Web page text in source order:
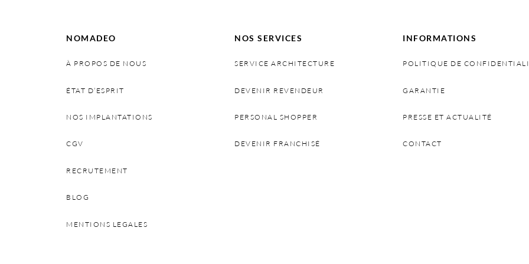
NOMADEO
À PROPOS DE NOUS
ÉTAT D’ESPRIT
NOS IMPLANTATIONS
CGV
RECRUTEMENT
BLOG
MENTIONS LEGALES
NOS SERVICES
SERVICE ARCHITECTURE
DEVENIR REVENDEUR
PERSONAL SHOPPER
DEVENIR FRANCHISÉ
INFORMATIONS
POLITIQUE DE
GARANTIE
PRESSE ET ACTUALITÉ
CONTACT